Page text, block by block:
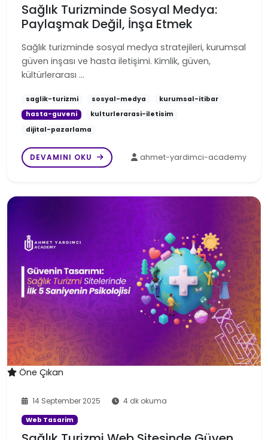
Sağlık Turizminde Sosyal Medya:
Paylaşmak Değil, İnşa Etmek
Sağlık turizminde sosyal medya stratejileri, kurumsal
güven inşası ve hasta iletişimi. Kimlik, güven,
kültürlerarası …
saglik-turizmi sosyal-medya
kurumsal-itibar
hasta-guveni
kulturlerarasi-iletisim
dijital-pazarlama
DEVAMINI OKU ahmet-yardimci-academy
Öne Çıkan
14 September 2025 4 dk okuma
Web Tasarim